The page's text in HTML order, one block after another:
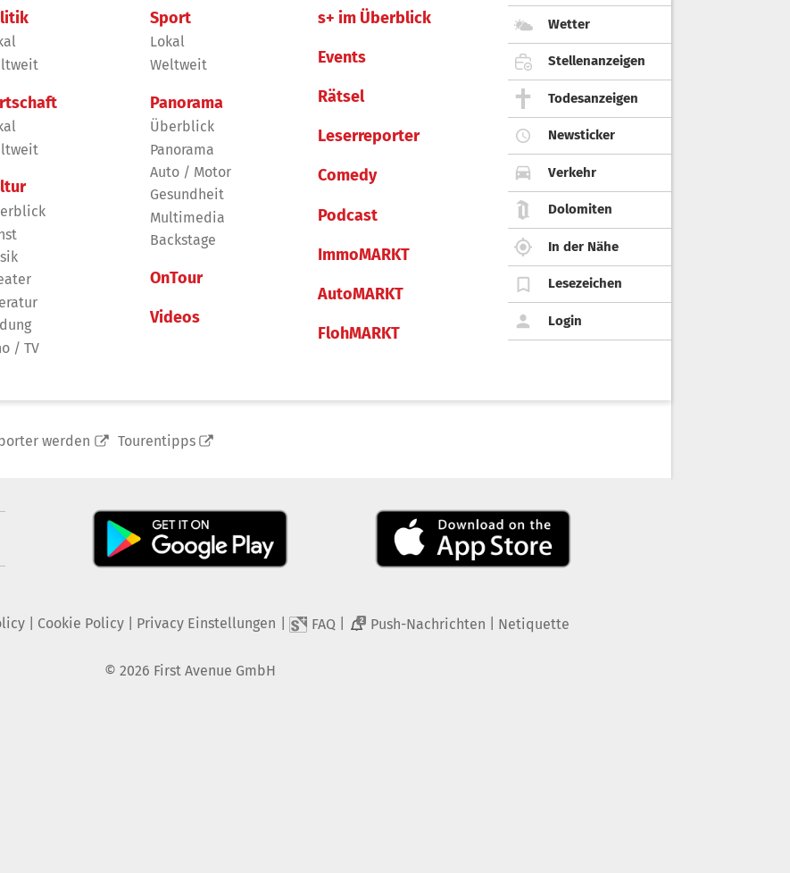
/ TV
Sport
Lokal
Weltweit
Panorama
Überblick
Panorama
Auto / Motor
Gesundheit
Multimedia
Backstage
OnTour
Videos
s+ im Überblick
Events
Rätsel
Leserreporter
Comedy
Podcast
ImmoMARKT
AutoMARKT
FlohMARKT
Wetter
Stellenanzeigen
Todesanzeigen
Newsticker
Verkehr
Dolomiten
In der Nähe
Lesezeichen
Login
werden Tourentipps
| Cookie Policy| Privacy Einstellungen FAQ 2 Push-Nachrichten Netiquette
© 2026 First Avenue GmbH